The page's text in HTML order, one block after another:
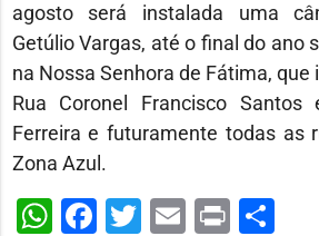
agosto será instalada uma
Getúlio Vargas, até o final do ano
na Nossa Senhora de Fátima,
Rua Coronel Francisco
Ferreira e futuramente todas as
Zona Azul.
WhatsApp
Facebook
Twitter
Email
Print